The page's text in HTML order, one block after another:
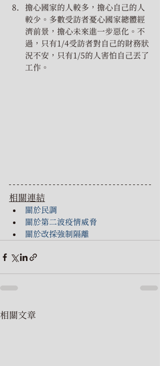
擔心國家的人較多，擔心自己的人
較少。多數受訪者憂心國家總體經
濟前景，擔心未來進一步惡化。不
過，只有1/4受訪者對自己的財務狀
況不安，只有1/5的人害怕自己丟了
工作。
相關連結
關於民調
關於第二波疫情威脅
關於改採強制隔離
相關文章